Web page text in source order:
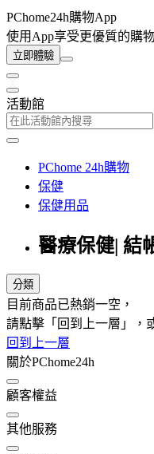
PChome24h購物App
使用App享受更優質的購
立即體驗
活動館
PChome 24h購物
保健
保健用品
醫療保健| 結
分類
目前商品已熱銷一空，
請點擊「回到上一層」，
回到上一層
關於PChome24h
顧客權益
其他服務